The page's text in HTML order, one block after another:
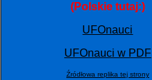
(Polskie tutaj:)
UFOnauci
UFOnauci w PDF
Źródłowa replika tej strony